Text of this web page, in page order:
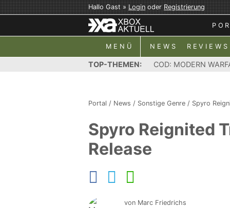
Hallo Gast »LoginoderRegistrierung
MENÜ NEWS REVIEWS
TOP-THEMEN: COD: MODERN
Portal / News / Sonstige Genre / Spyro
Spyro Reignited
Release
von Marc Friedrichs